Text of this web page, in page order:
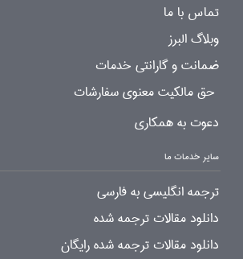
تماس با ما
وبلاگ البرز
ضمانت و گارانتی خدمات
حق مالکیت معنوی سفارشات
دعوت به همکاری
سایر خدمات ما
ترجمه انگلیسی به فارسی
دانلود مقالات ترجمه شده
دانلود مقالات ترجمه شده رایگان